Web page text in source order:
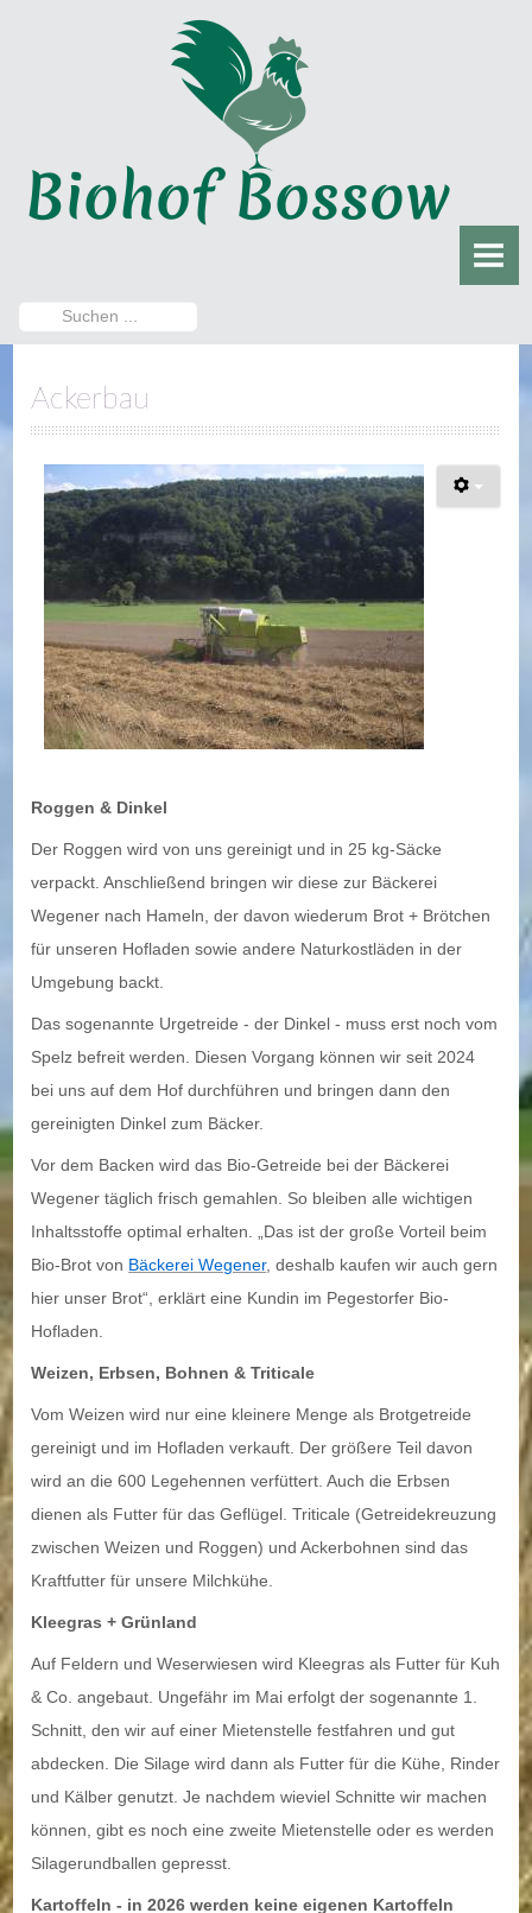
Heute
Aktuelles
Öffnungszeiten
Direktvermarktung
DIE TIERHALTUNG
Kühe und Rinder
Hühner
DIE LANDWIRTSCHAFT
Direktvermarktung
Suchen
...
Ackerbau
Roggen & Dinkel
Der Roggen wird von uns gereinigt und in 25 kg-Säcke
verpackt. Anschließend bringen wir diese zur Bäckerei
Wegener nach Hameln, der davon wiederum Brot + Brötchen
für unseren Hofladen sowie andere Naturkostläden in der
Umgebung backt.
Das sogenannte Urgetreide - der Dinkel - muss erst noch vom
Spelz befreit werden. Diesen Vorgang können wir seit 2024
bei uns auf dem Hof durchführen und bringen dann den
gereinigten Dinkel zum Bäcker.
Vor dem Backen wird das Bio-Getreide bei der Bäckerei
Wegener täglich frisch gemahlen. So bleiben alle wichtigen
Inhaltsstoffe optimal erhalten. „Das ist der große Vorteil beim
Bio-Brot von Bäckerei Wegener, deshalb kaufen wir auch gern
hier unser Brot“, erklärt eine Kundin im Pegestorfer Bio-
Hofladen.
Weizen, Erbsen, Bohnen & Triticale
Vom Weizen wird nur eine kleinere Menge als Brotgetreide
gereinigt und im Hofladen verkauft. Der größere Teil davon
wird an die 600 Legehennen verfüttert. Auch die Erbsen
dienen als Futter für das Geflügel. Triticale (Getreidekreuzung
zwischen Weizen und Roggen) und Ackerbohnen sind das
Kraftfutter für unsere Milchkühe.
Kleegras + Grünland
Auf Feldern und Weserwiesen wird Kleegras als Futter für Kuh
& Co. angebaut. Ungefähr im Mai erfolgt der sogenannte 1.
Schnitt, den wir auf einer Mietenstelle festfahren und gut
abdecken. Die Silage wird dann als Futter für die Kühe, Rinder
und Kälber genutzt. Je nachdem wieviel Schnitte wir machen
können, gibt es noch eine zweite Mietenstelle oder es werden
Silagerundballen gepresst.
Kartoffeln - in 2026 werden keine eigenen Kartoffeln